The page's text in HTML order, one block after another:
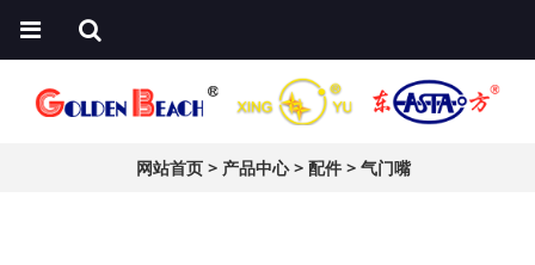
网站首页> 产品中心> 配件> 气门嘴